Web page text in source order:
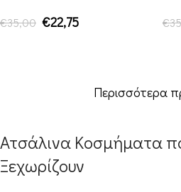
€35,00 €22,75 €
Περισσότερα
Ατσάλινα Κοσμήματα
Ξεχωρίζουν